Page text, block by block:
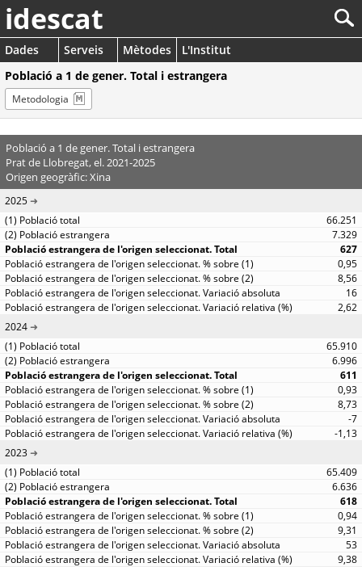
idescat
Dades Serveis Mètodes
L'Institut
Població a 1 de gener. Total i estrangera
Metodologia
Població a 1 de gener. Total i estrangera
Prat de Llobregat, el. 2021-2025
Origen geogràfic: Xina
2025
66.251
7.329
627
0,95
8,56
16
2,62
2024
65.910
6.996
611
0,93
8,73
-7
-1,13
2023
65.409
6.636
618
0,94
9,31
53
9,38